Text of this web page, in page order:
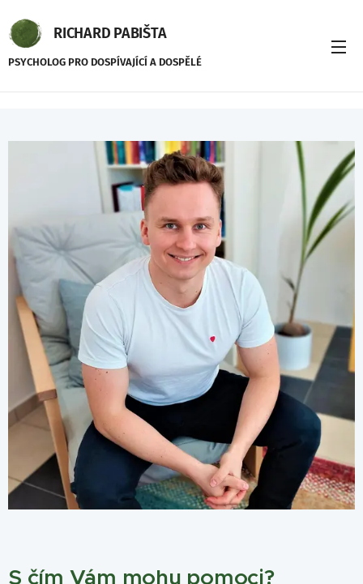
RICHARD PABIŠTA
PSYCHOLOG PRO DOSPÍVAJÍCÍ A DOSPĚLÉ
S čím Vám mohu pomoci?